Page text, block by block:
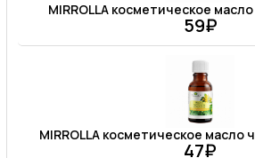
MIRROLLA косметическое
59₽
MIRROLLA косметическое масло
47₽